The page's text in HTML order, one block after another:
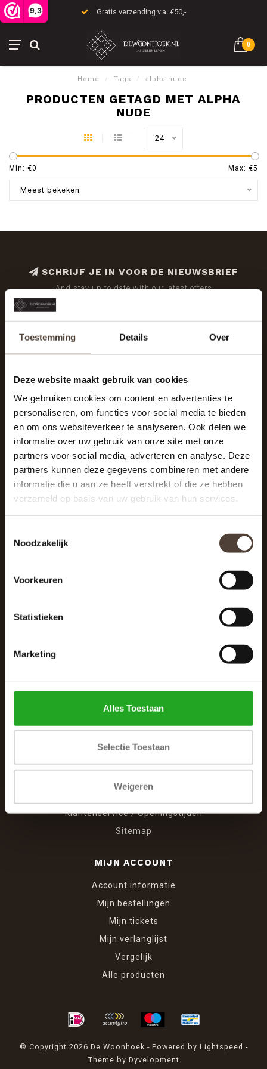
Toestemming Details Over
Deze website maakt gebruik van cookies
We gebruiken cookies om content en advertenties te
personaliseren, om functies voor social media te bieden
en om ons websiteverkeer te analyseren. Ook delen we
informatie over uw gebruik van onze site met onze
partners voor social media, adverteren en analyse. Deze
partners kunnen deze gegevens combineren met andere
informatie die u aan ze heeft verstrekt of die ze hebben
verzameld op basis van uw gebruik van hun services.
Noodzakelijk
Voorkeuren
Statistieken
Marketing
Alles Toestaan
Selectie Toestaan
Weigeren
9,3 Gratis verzending v.a. €50,-
0
Home / Tags / alpha nude
PRODUCTEN GETAGD MET ALPHA
NUDE
24
Min: €0 Max: €5
Meest bekeken
SCHRIJF JE IN VOOR DE NIEUWSBRIEF
And stay up to date with our latest offers
Winkelcentrum Woensel 342
INFORMATIE
Over ons
Algemene voorwaarden
Klachtenpagina
Klantenservice / Openingstijden
Sitemap
MIJN ACCOUNT
Account informatie
Mijn bestellingen
Mijn tickets
Mijn verlanglijst
Vergelijk
Alle producten
© Copyright 2026 De Woonhoek - Powered by Lightspeed -
Theme by Dyvelopment